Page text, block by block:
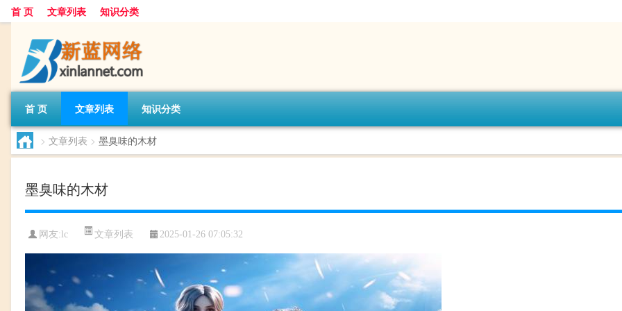
首 页 文章列表 知识分类
首 页 文章列表 知识分类
> 文章列表 > 墨臭味的木材
墨臭味的木材
网友: lc 文章列表 2025-01-26 07:05:32